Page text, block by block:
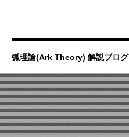
弧理論(Ark Theory) 解説ブログ